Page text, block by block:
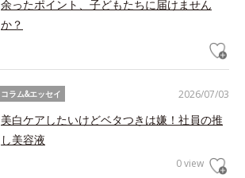
余ったポイント、子どもたちに届けません
か？
2026/07/03
コラム&エッセイ
美白ケアしたいけどベタつきは嫌！社員の推
し美容液
0 view